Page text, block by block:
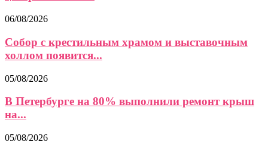
06/08/2026
Собор с крестильным храмом и выставочным
холлом появится...
05/08/2026
В Петербурге на 80% выполнили ремонт крыш
на...
05/08/2026